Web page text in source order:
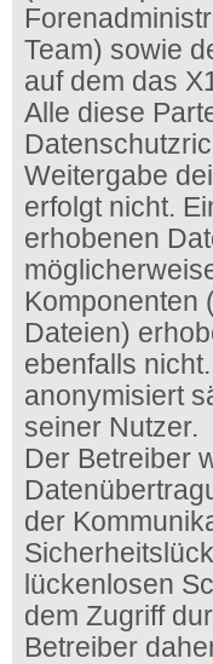
Team) sowie
auf dem das
Alle diese
Weitergabe
erfolgt nicht.
erhobenen
Komponenten
Dateien)
ebenfalls
anonymisiert
seiner Nutzer.
Der Betreiber
der
lückenlosen
dem Zugriff
Betreiber